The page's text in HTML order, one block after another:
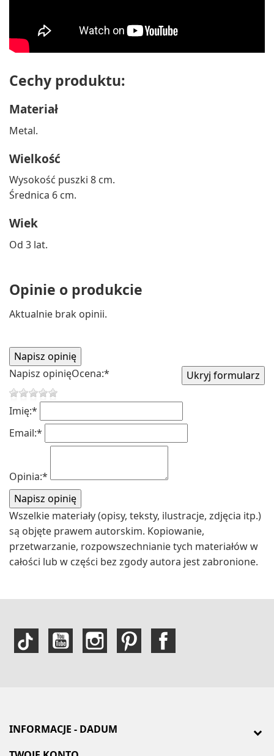
Cechy produktu:
Materiał
Metal.
Wielkość
Wysokość puszki 8 cm.
Średnica 6 cm.
Wiek
Od 3 lat.
Opinie o produkcie
Aktualnie brak opinii.
Napisz opinięOcena:*
Imię:*
Email:*
Opinia:*
Wszelkie materiały (opisy, teksty, ilustracje, zdjęcia itp.)
są objęte prawem autorskim. Kopiowanie,
przetwarzanie, rozpowszechnianie tych materiałów w
całości lub w części bez zgody autora jest zabronione.
INFORMACJE - DADUM